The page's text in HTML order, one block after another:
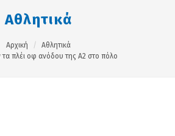
Αθλητικά
Αρχική
Αθλητικά
τα πλέι οφ ανόδου της Α2 στο πόλο